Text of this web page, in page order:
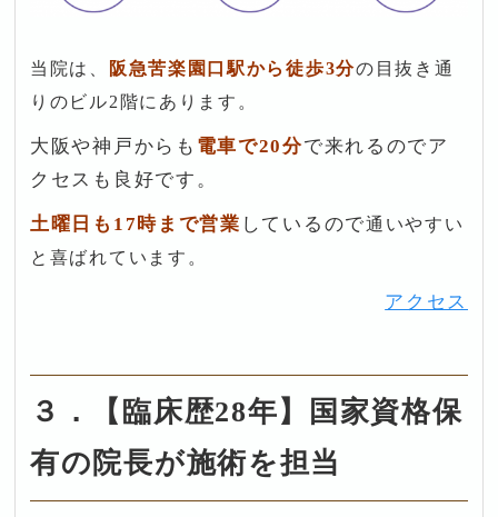
当院は、 阪急苦楽園口駅から徒歩3分の目抜き通
りのビル2階にあります。
大阪や神戸からも 電車で20分で来れるのでア
クセスも良好です。
土曜日も17時まで営業 しているので通いやすい
と喜ばれています。
アクセス
３．【臨床歴28年】国家資格保
有の院長が施術を担当